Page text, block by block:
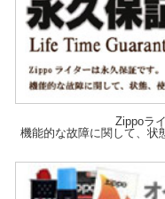
Zippoラ
機能的な故障に関して、状